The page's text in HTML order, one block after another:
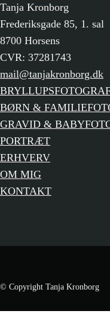
Tanja Kronborg
Frederiksgade 85, 1. sal
8700 Horsens
CVR: 37281743
mail@tanjakronborg.dk
BØRN &
GRAVID &
PORTRÆT
ERHVERV
OM MIG
KONTAKT
© Copyright Tanja Kronborg